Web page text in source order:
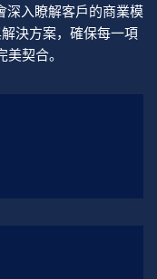
深入瞭解客戶的商業模
決方案，確保每一項
美契合。